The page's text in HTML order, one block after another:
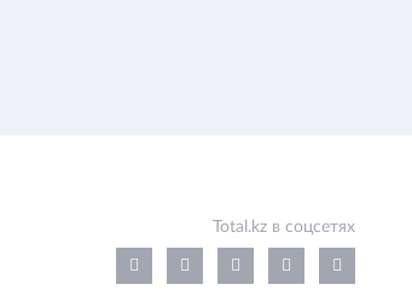
Total.kz в соцсетях